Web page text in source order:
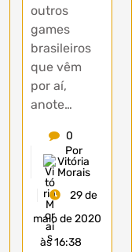
outros
games
brasileiros
que vêm
por aí,
anote…
0
Por
Vitória
Morais
29 de
maio de 2020
às 16:38